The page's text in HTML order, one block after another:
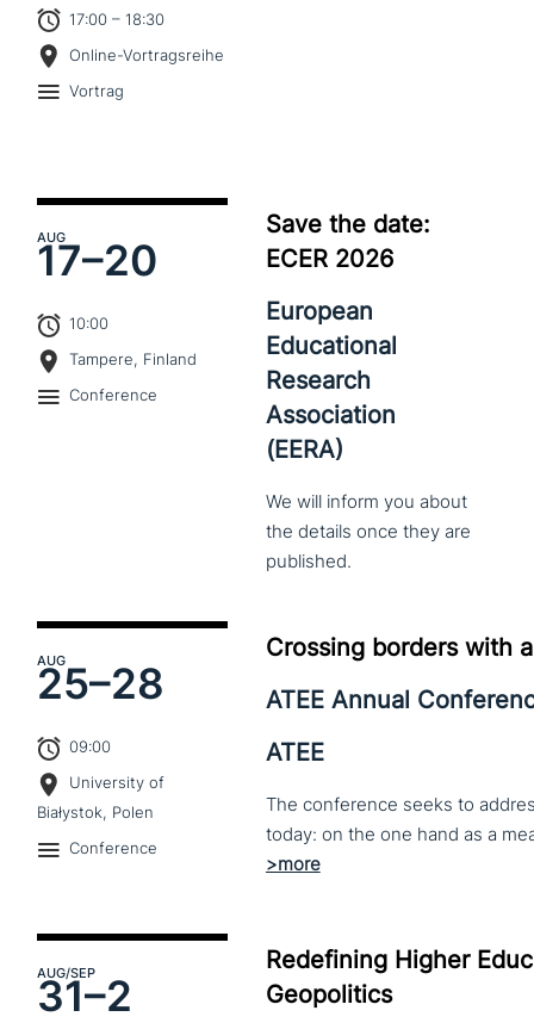
17:00 – 18:30
Online-Vortragsreihe
Vortrag
AUG
17–20
10:00
Tampere, Finland
Conference
Save the date:
ECER 2026
European
Educational
Research
Association
(EERA)
We will inform you about
the details once they are
published.
AUG
25–28
09:00
University of
Białystok, Polen
Conference
Crossing borders with
ATEE Annual
ATEE
The conference seeks to
AUG/SEP
31–2
Redefining Higher
Geopolitics